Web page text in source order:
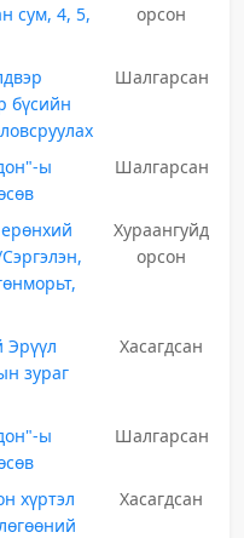
сум, 4, 5,
орсон
бүсийн
Шалгарсан
ы
Шалгарсан
Хураангуйд
орсон
Эрүүл
зураг
Хасагдсан
ы
Шалгарсан
хүртэл
Хасагдсан